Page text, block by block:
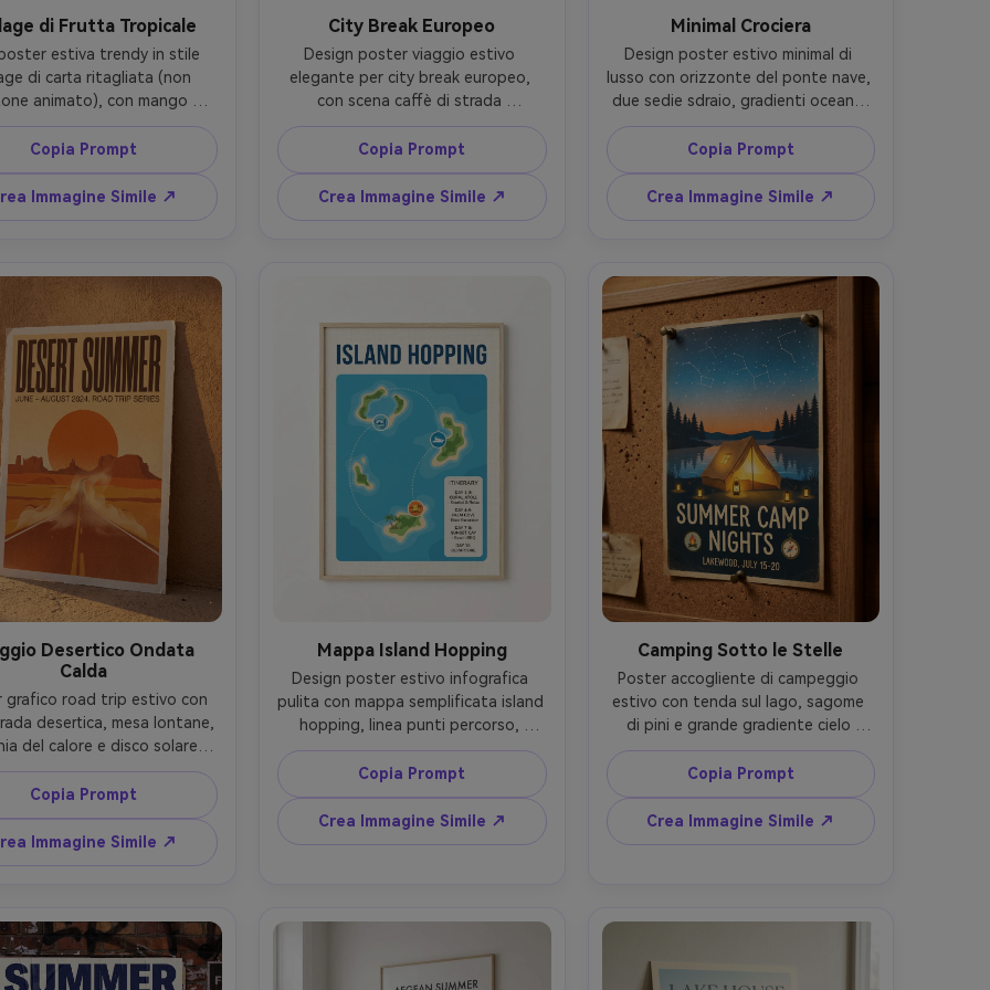
di Frutta Tropicale
estiva trendy in stile
di carta ritagliata (non
animato), con mango
foglie di ananas, fiori di
e pattern da telo mare,
sgargiante, tipografia
giocosa "TROPICAL DAYS"
a punti piccolo, ombre
attaccato su parete pastello
angoli di washi tape, luce
brillante, scatto Sony A7R
texture carta nitida --ar
4:5
Copia Prompt
Immagine Simile ↗
City Break Europeo
Design poster viaggio estivo
elegante per city break europeo,
con scena caffè di strada
soleggiata, forme architettoniche
semplici, bici e tenda a righe,
palette limitata (blu navy, crema,
terracotta), tipografia raffinata
"SUMMER CITY STROLL" con testo
ambientale soffusa, scatto Canon
EOS R6, 50mm, stampa nitida e
realistica --ar 4:5
Copia Prompt
Crea Immagine Simile ↗
Minimal Crociera
Design poster estivo minimal di
lusso con orizzonte del ponte nave,
due sedie sdraio, gradienti oceano
calmo, tanto spazio negativo,
tipografia sans-serif sottile e
moderna "SEA ESCAPE" con
coordinate come testo piccolo,
atmosfera lucida ma stampata
parete gallery, luce softbox fredda,
scatto Sony A1, 85mm, dettaglio
carta ad alta risoluzione --ar 4:5
Copia Prompt
Crea Immagine Simile ↗
Desertico Ondata
Calda
grafico road trip estivo con
desertica, mesa lontane,
del calore e disco solare
palette arancione bruciato e
tipografia condensata alta
SUMMER" con sottotitolo
per date, texture risograph
composizione centrata
sole del tardo pomeriggio,
Canon EOS R5, 85mm, fibre
ultra-dettagliate --ar 4:5
Copia Prompt
Immagine Simile ↗
Mappa Island Hopping
Design poster estivo infografica
pulita con mappa semplificata island
hopping, linea punti percorso,
piccole icone (snorkel, barca,
tramonto), titolo bold "ISLAND
HOPPING" con pannello itinerario
ordinato, font sans-serif moderno,
margini bilanciati, fondo
nitido --ar 4:5
Copia Prompt
Crea Immagine Simile ↗
Camping Sotto le Stelle
Poster accogliente di campeggio
estivo con tenda sul lago, sagome
di pini e grande gradiente cielo
stellato, accenti di lanterna calda,
headline serif amichevole "SUMMER
CAMP NIGHTS" con badge piccoli,
estetica badge-n-patch classica,
texture carta e grana gentile;
Copia Prompt
Crea Immagine Simile ↗